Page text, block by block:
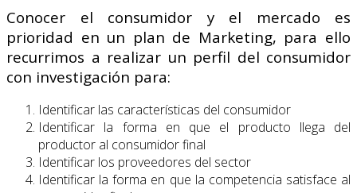
Conocer el consumidor y el mercado es
prioridad en un plan de Marketing, para ello
recurrimos a realizar un perfil del consumidor
con investigación para:
Identificar las características del consumidor
Identificar la forma en que el producto llega del
productor al consumidor final
Identificar los proveedores del sector
Identificar la forma en que la competencia satisface al